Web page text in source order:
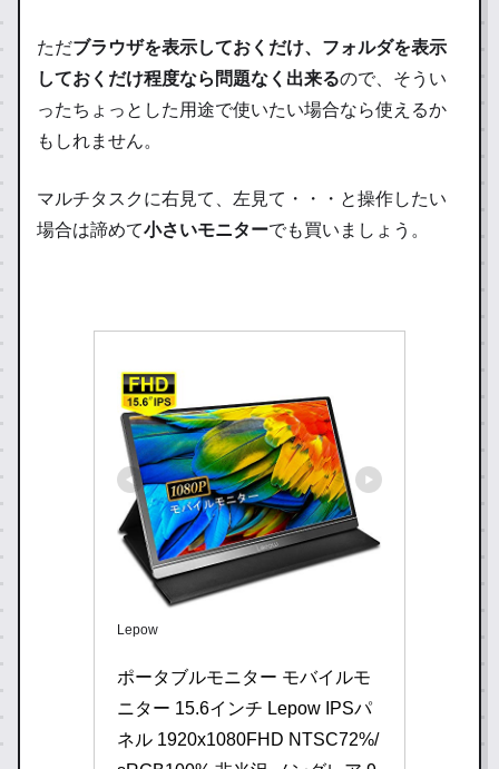
ただブラウザを表示しておくだけ、フォルダを表示
しておくだけ程度なら問題なく出来るので、そうい
ったちょっとした用途で使いたい場合なら使えるか
もしれません。
マルチタスクに右見て、左見て・・・と操作したい
場合は諦めて小さいモニターでも買いましょう。
Lepow
ポータブルモニター モバイルモ
ニター 15.6インチ Lepow IPSパ
ネル 1920x1080FHD NTSC72%/